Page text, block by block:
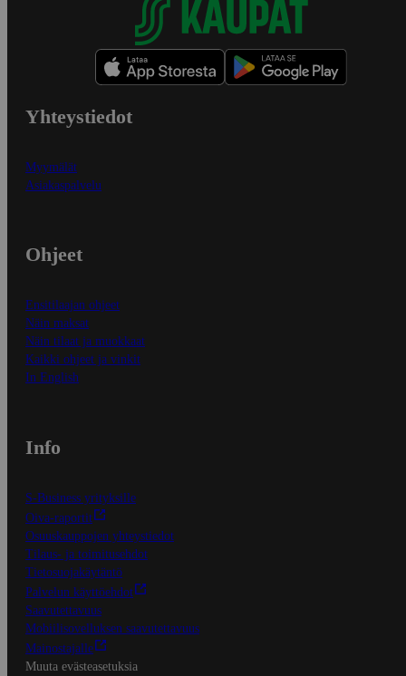
Yhteystiedot
Myymälät
Asiakaspalvelu
Ohjeet
Ensitilaajan ohjeet
Näin maksat
Näin tilaat ja muokkaat
Kaikki ohjeet ja vinkit
In English
Info
S-Business yrityksille
Oiva-raportit
Osuuskauppojen yhteystiedot
Tilaus- ja toimitusehdot
Tietosuojakäytäntö
Palvelun käyttöehdot
Saavutettavuus
Mobiilisovelluksen saavutettavuus
Mainostajalle
Muuta evästeasetuksia